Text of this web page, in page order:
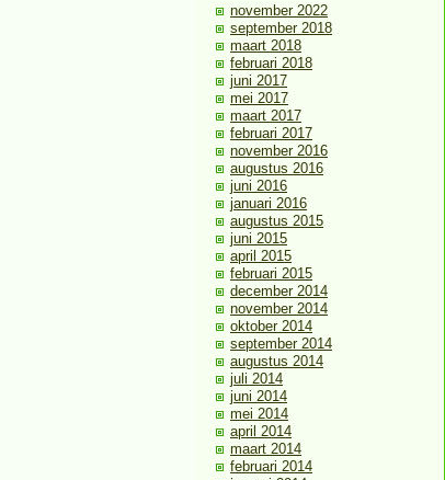
november 2022
september 2018
maart 2018
februari 2018
juni 2017
mei 2017
maart 2017
februari 2017
november 2016
augustus 2016
juni 2016
januari 2016
augustus 2015
juni 2015
april 2015
februari 2015
december 2014
november 2014
oktober 2014
september 2014
augustus 2014
juli 2014
juni 2014
mei 2014
april 2014
maart 2014
februari 2014